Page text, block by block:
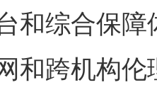
和综合保
和跨机构